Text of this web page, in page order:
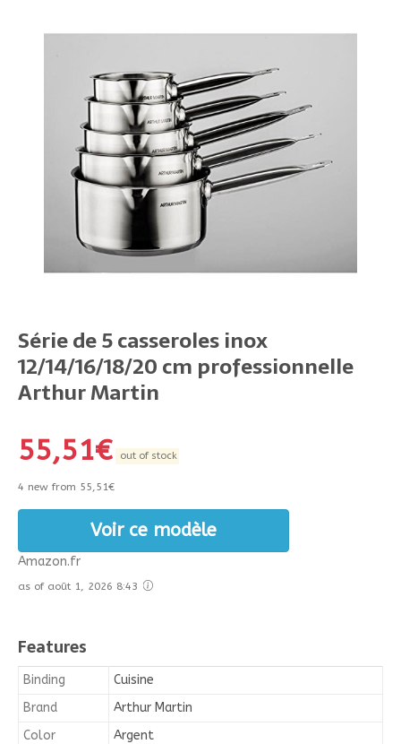
Série de 5 casseroles inox
12/14/16/18/20 cm professionnelle
Arthur Martin
55,51€ out of stock
4 new from 55,51€
Voir ce modèle
Amazon.fr
as of août 1, 2026 8:43
Features
Binding
Cuisine
Brand
Arthur Martin
Color
Argent